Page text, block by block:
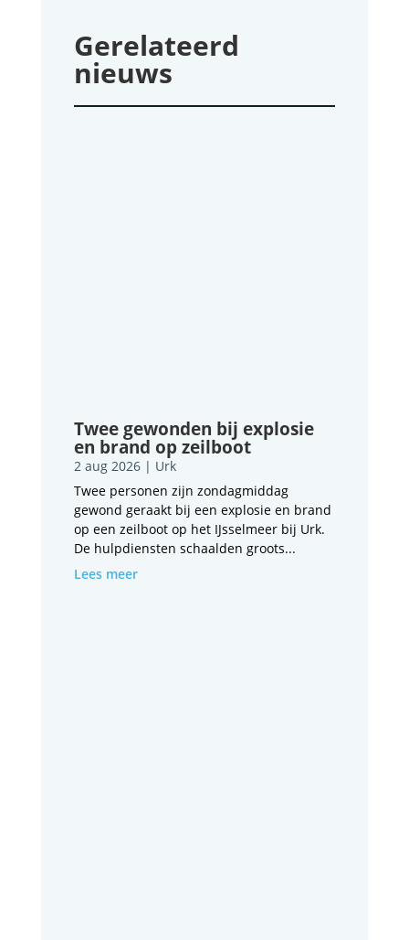
Gerelateerd
nieuws
Twee gewonden bij explosie
en brand op zeilboot
2 aug 2026| Urk
Twee personen zijn zondagmiddag
gewond geraakt bij een explosie en brand
op een zeilboot op het IJsselmeer bij Urk.
De hulpdiensten schaalden groots...
Lees meer